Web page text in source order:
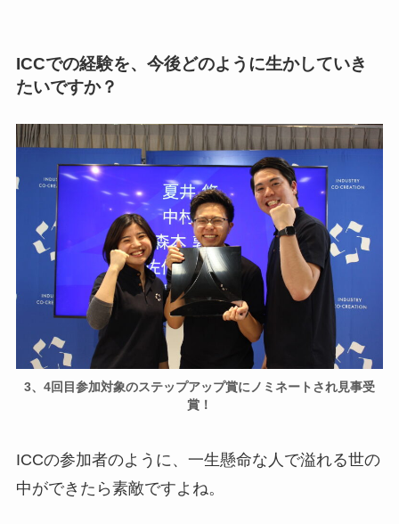
ICCでの経験を、今後どのように生かしていき
たいですか？
3、4回目参加対象のステップアップ賞にノミネートされ見事受
賞！
ICCの参加者のように、一生懸命な人で溢れる世の
中ができたら素敵ですよね。